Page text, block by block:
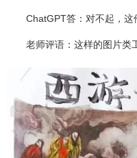
ChatGPT答：对不起，这
老师评语：这样的图片类